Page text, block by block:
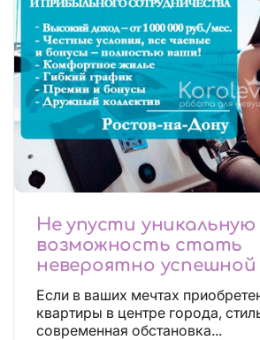
Не упусти уникальную
возможность стать
невероятно успешной
независимой!
Если в ваших мечтах
квартиры в центре города,
современная обстановка...